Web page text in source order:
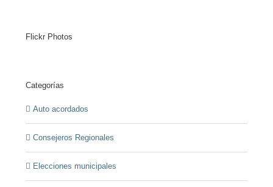
Flickr Photos
Categorías
Auto acordados
Consejeros Regionales
Elecciones municipales